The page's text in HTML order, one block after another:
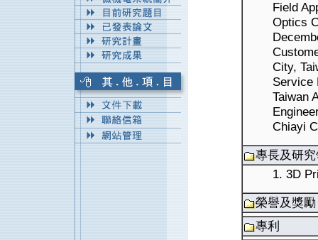
Field
Optics
City,
Service
Taiwan
Chiayi
專長及研
1. 3D
榮譽及獎勵
專利